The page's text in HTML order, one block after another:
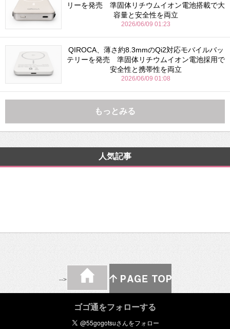
リーを発売 準固体リチウムイオン電池搭載で大
容量と安全性を両立
2026/06/09 01:23
QIROCA、薄さ約8.3mmのQi2対応モバイルバッ
テリーを発売 準固体リチウムイオン電池採用で
安全性と携帯性を両立
2026/06/09 01:08
もっとみる
人気記事
-->
ゴゴ通をフォローする